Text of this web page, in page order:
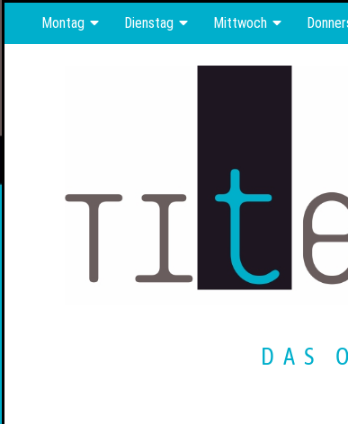
Montag Dienstag Mittwoch
DAS